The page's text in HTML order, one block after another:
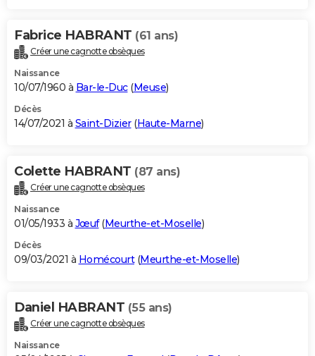
Fabrice HABRANT (61 ans)
Créer une cagnotte obsèques
Naissance
10/07/1960 à Bar-le-Duc(Meuse)
Décès
14/07/2021 à Saint-Dizier(Haute-Marne)
Colette HABRANT (87 ans)
Créer une cagnotte obsèques
Naissance
01/05/1933 à Jœuf(Meurthe-et-Moselle)
Décès
09/03/2021 à Homécourt(Meurthe-et-Moselle)
Daniel HABRANT (55 ans)
Créer une cagnotte obsèques
Naissance